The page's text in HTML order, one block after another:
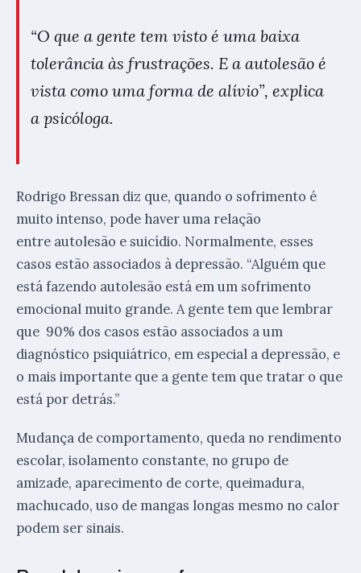
“O que a gente tem visto é uma baixa
tolerância às frustrações. E a autolesão é
vista como uma forma de alívio”, explica
a psicóloga.
Rodrigo Bressan diz que, quando o sofrimento é
muito intenso, pode haver uma relação
entre autolesão e suicídio. Normalmente, esses
casos estão associados à depressão. “Alguém que
está fazendo autolesão está em um sofrimento
emocional muito grande. A gente tem que lembrar
que 90% dos casos estão associados a um
diagnóstico psiquiátrico, em especial a depressão, e
o mais importante que a gente tem que tratar o que
está por detrás.”
Mudança de comportamento, queda no rendimento
escolar, isolamento constante, no grupo de
amizade, aparecimento de corte, queimadura,
machucado, uso de mangas longas mesmo no calor
podem ser sinais.